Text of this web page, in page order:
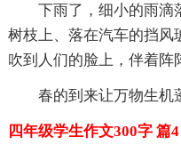
下雨了，细小的雨滴
树枝上、落在汽车的挡
吹到人们的脸上，伴着阵
春的到来让万物生机
四年级学生作文300字 篇4